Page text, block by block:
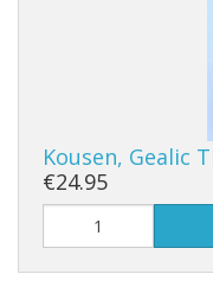
Kousen, Gealic
€24.95